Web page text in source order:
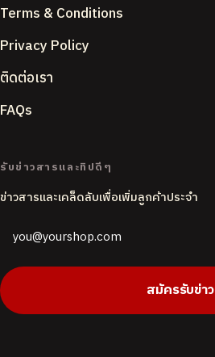
Terms & Conditions
Privacy Policy
ติดต่อเรา
FAQs
รับข่าวสารและทิปดีๆ
ข่าวสารและเคล็ดลับเพื่อเพิ่มลูกค้าประจำ
สมัครรับข่าว